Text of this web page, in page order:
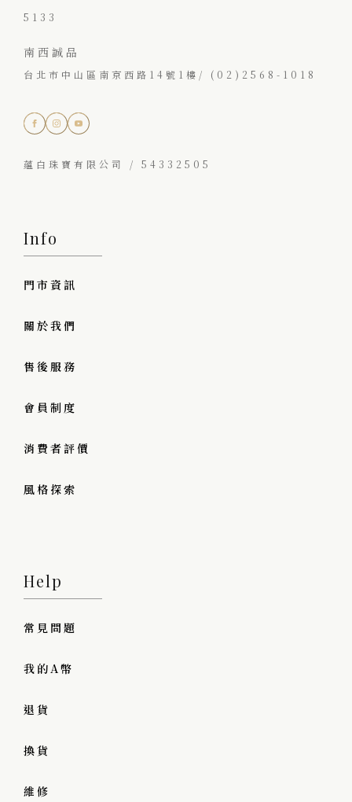
5133
南西誠品
台北市中山區南京西路14號1樓/ (02)2568-1018
蘊白珠寶有限公司 / 54332505
Info
門市資訊
關於我們
售後服務
會員制度
消費者評價
風格探索
Help
常見問題
我的A幣
退貨
換貨
維修